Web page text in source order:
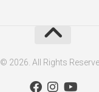
© 2026. All Rights